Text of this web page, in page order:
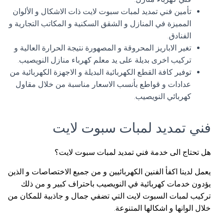
تأمين فني تمديد لمبات سبوت لايت ذات الاشكال و الألوان
المميزة في المنازل و الشقق السكنية و المكاتب التجارية و
الفنادق.
تغير الاباريز المحروقة و المصهورة نتيجة الحرارة العالية و
تركيب اخرى بديلة على يد معلم كهرباء منازل النويصيب.
توفير كافة القطع الكهربائية البديلة و الاجهزة الكهربائية من
عدادات و قواطع بأنسب الاسعار مناسبة من خلال مقاول
كهربائي النويصيب.
فني تمديد لمبات سبوت لايت
هل تحتاج الى خدمة فني تمديد لمبات سبوت لايت؟
يعمل لدينا اكفأ الفنين الكهربائيين و من جميع الاختصاصات و الذين
يؤدون خدمات كهربائية في النويصيب باحتراف كبير و من ذلك
تركيب لمبات السبوت لايت التي تضفي جمال و جاذبية للمكان من
خلال الوانها و اشكالها المتنوعة.